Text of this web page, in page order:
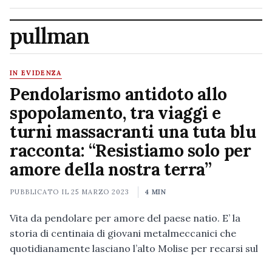
pullman
IN EVIDENZA
Pendolarismo antidoto allo
spopolamento, tra viaggi e
turni massacranti una tuta blu
racconta: “Resistiamo solo per
amore della nostra terra”
PUBBLICATO IL25 MARZO 2023 4 MIN
Vita da pendolare per amore del paese natio. E’ la
storia di centinaia di giovani metalmeccanici che
quotidianamente lasciano l’alto Molise per recarsi sul